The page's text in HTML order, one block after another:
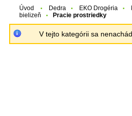
Úvod Dedra EKO Drogéria
bielizeň
Pracie prostriedky
V tejto kategórii sa